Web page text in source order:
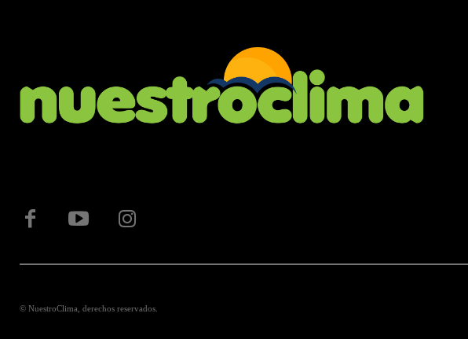
© NuestroClima, derechos reservados.